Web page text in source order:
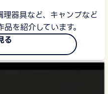
器具など、キャンプなど
を紹介しています。
る